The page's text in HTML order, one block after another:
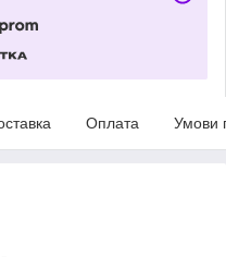
Оплата Умови